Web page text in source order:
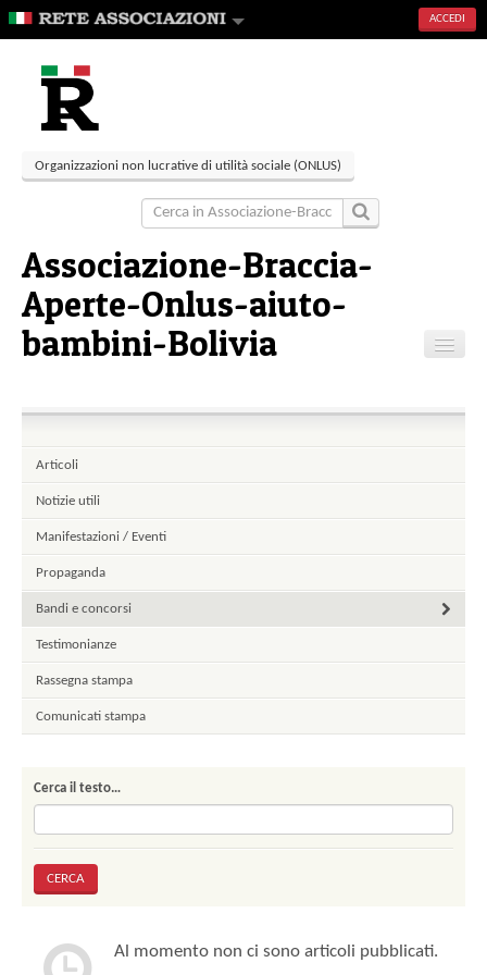
ACCEDI
Organizzazioni non lucrative di utilità sociale (ONLUS)
Associazione-Braccia-
Aperte-Onlus-aiuto-
bambini-Bolivia
Contatti
Articoli
Notizie utili
Manifestazioni / Eventi
Propaganda
Bandi e concorsi
Testimonianze
Rassegna stampa
Comunicati stampa
Cerca il testo…
Al momento non ci sono articoli pubblicati.